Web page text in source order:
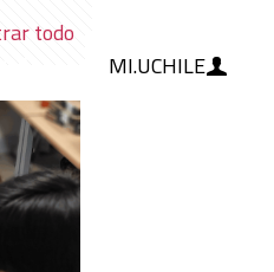
MI.UCHILE
todo